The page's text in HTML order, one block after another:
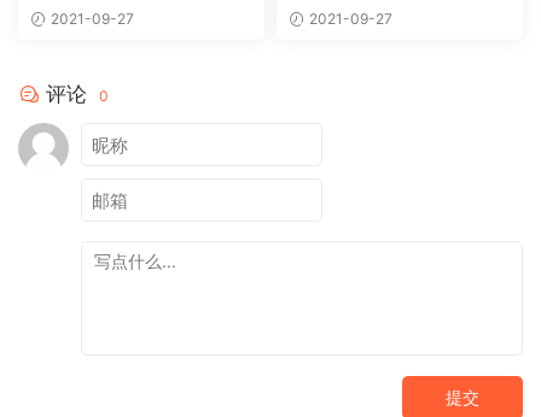
模板2021-09-27
网站织梦模板
2021-09-27
评论 0
提交